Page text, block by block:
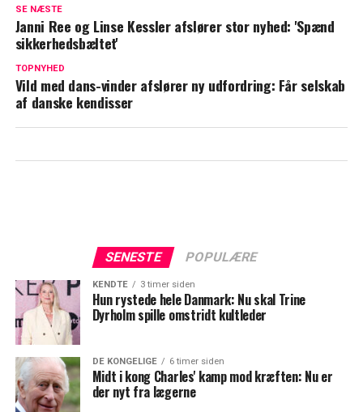
25-års jubilæum: Markeres på DR næste
år
SE NÆSTE
Janni Ree og Linse Kessler afslører stor nyhed: 'Spænd
sikkerhedsbæltet'
TOPNYHED
Vild med dans-vinder afslører ny udfordring: Får selskab
af danske kendisser
SENESTE POPULÆRE
KENDTE 3 timer siden
Hun rystede hele Danmark: Nu skal Trine
Dyrholm spille omstridt kultleder
DE KONGELIGE 6 timer siden
Midt i kong Charles' kamp mod kræften: Nu er
der nyt fra lægerne